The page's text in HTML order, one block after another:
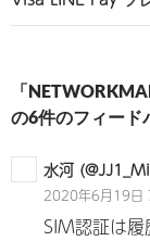
ゲ
ー
シ
ョ
ン
「
の6件のフィード
水河
2020年6月19日
SIM認証は